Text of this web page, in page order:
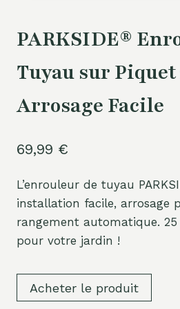
PARKSIDE®
Tuyau sur Piquet
Arrosage Facile
69,99 €
L’enrouleur de tuyau
installation facile, arrosage
rangement automatique.
pour votre jardin !
Acheter le produit